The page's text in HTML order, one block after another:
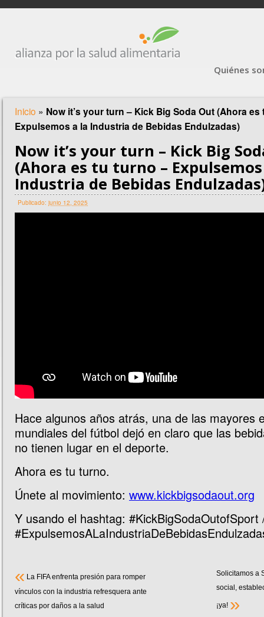
Quiénes
Inicio » Now it’s your turn – Kick Big Soda Out (Ahora
Expulsemos a la Industria de Bebidas Endulzadas)
Now it’s your turn – Kick Big
(Ahora es tu turno –
Industria de Bebidas
Publicado: junio 12, 2025
Hace algunos años atrás, una de las mayores
mundiales del fútbol dejó en claro que las
no tienen lugar en el deporte.
Ahora es tu turno.
Únete al movimiento: www.kickbigsodaout.org
Y usando el hashtag: #KickBigSodaOutofSport
Solicitamos a
social,
¡ya! »
« La FIFA enfrenta presión para romper
vínculos con la industria refresquera ante
críticas por daños a la salud